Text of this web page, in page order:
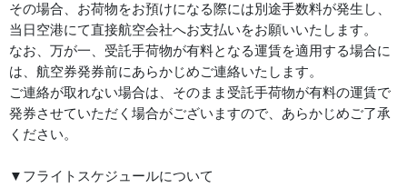
その場合、お荷物をお預けになる際には別途手数料が発生し、
当日空港にて直接航空会社へお支払いをお願いいたします。
なお、万が一、受託手荷物が有料となる運賃を適用する場合に
は、航空券発券前にあらかじめご連絡いたします。
ご連絡が取れない場合は、そのまま受託手荷物が有料の運賃で
発券させていただく場合がございますので、あらかじめご了承
ください。
▼フライトスケジュールについて